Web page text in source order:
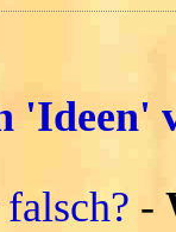
'Ideen'
-